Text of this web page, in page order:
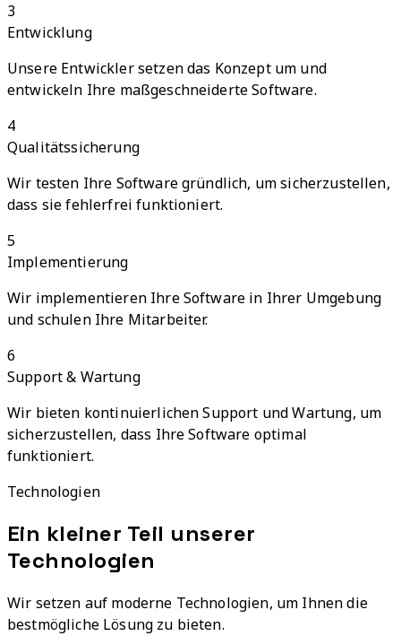
3
Entwicklung
Unsere Entwickler setzen das Konzept um und
entwickeln Ihre maßgeschneiderte Software.
4
Qualitätssicherung
Wir testen Ihre Software gründlich, um sicherzustellen,
dass sie fehlerfrei funktioniert.
5
Implementierung
Wir implementieren Ihre Software in Ihrer Umgebung
und schulen Ihre Mitarbeiter.
6
Support & Wartung
Wir bieten kontinuierlichen Support und Wartung, um
sicherzustellen, dass Ihre Software optimal
funktioniert.
Technologien
Ein kleiner Teil unserer
Technologien
Wir setzen auf moderne Technologien, um Ihnen die
bestmögliche Lösung zu bieten.